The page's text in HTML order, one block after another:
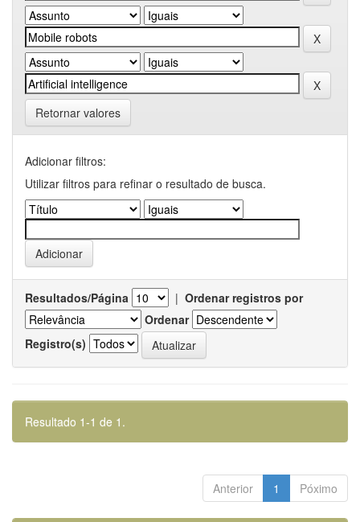
Retornar valores
Adicionar filtros:
Utilizar filtros para refinar o resultado de busca.
Resultados/Página | Ordenar registros por
Ordenar
Registro(s)
Resultado 1-1 de 1.
Anterior 1 Póximo